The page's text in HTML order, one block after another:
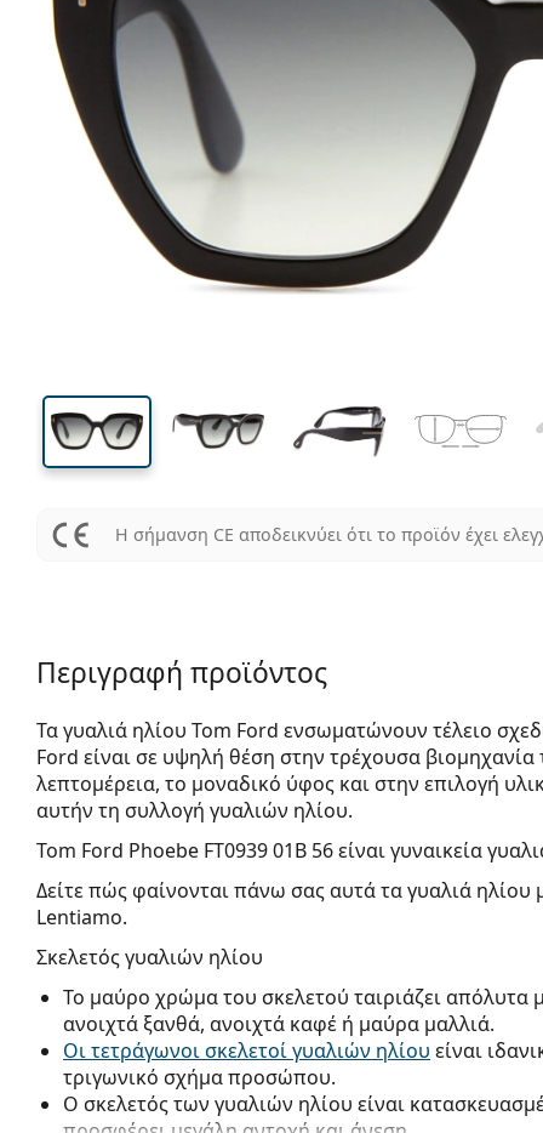
Μήκος σκελετού
47 mm
Ύψος φακού Μήκος φακού
Μήκος
φακού
Η σήμανση CE αποδεικνύει ότι το προϊόν έχει
Περιγραφή προϊόντος
Τα γυαλιά ηλίου Tom Ford ενσωματώνουν τέλειο
Ford είναι σε υψηλή θέση στην τρέχουσα
λεπτομέρεια, το μοναδικό ύφος και στην επιλογή
αυτήν τη συλλογή γυαλιών ηλίου.
Tom Ford Phoebe FT0939 01B 56είναι γυναικεία
Δείτε πώς φαίνονται πάνω σας αυτά τα γυαλιά ηλίου
Lentiamo.
Σκελετός γυαλιών ηλίου
Το μαύρο χρώμα του σκελετού ταιριάζει
ανοιχτά ξανθά, ανοιχτά καφέ ή μαύρα μαλλιά.
Οι τετράγωνοι σκελετοί γυαλιών ηλίου είναι
τριγωνικό σχήμα προσώπου.
Ο σκελετός των γυαλιών ηλίου είναι